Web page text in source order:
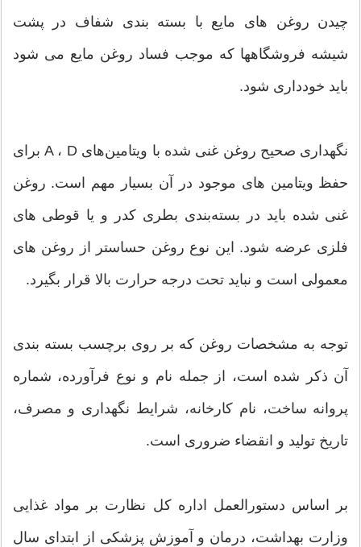
چیدن روغن های مایع با بسته بندی شفاف در پشت
شیشه فروشگاهها که موجب فساد روغن مایع می شود
باید خودداری شود.
نگهداری صحیح روغن غنی شده با ویتامین‌های A ، D برای
حفظ ویتامین های موجود در آن بسیار مهم است. روغن
غنی شده باید در بسته‌بندی بطری کدر و یا قوطی های
فلزی عرضه شود. این نوع روغن حساستر از روغن های
معمولی است و نباید تحت درجه حرارت بالا قرار بگیرد.
توجه به مشخصات روغن که بر روی برچسب بسته بندی
آن ذکر شده است، از جمله نام و نوع فرآورده، شماره
پروانه ساخت، نام کارخانه، شرایط نگهداری و مصرف،
تاریخ تولید و انقضاء ضروری است.
بر اساس دستورالعمل اداره کل نظارت بر مواد غذایی
وزارت بهداشت، درمان و آموزش پزشکی از ابتدای سال